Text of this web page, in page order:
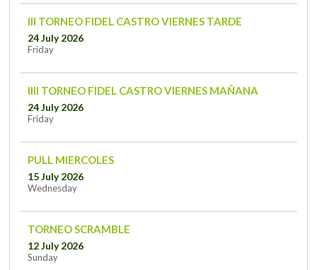
III TORNEO FIDEL CASTRO VIERNES TARDE
24 July 2026
Friday
IIII TORNEO FIDEL CASTRO VIERNES MAÑANA
24 July 2026
Friday
PULL MIERCOLES
15 July 2026
Wednesday
TORNEO SCRAMBLE
12 July 2026
Sunday